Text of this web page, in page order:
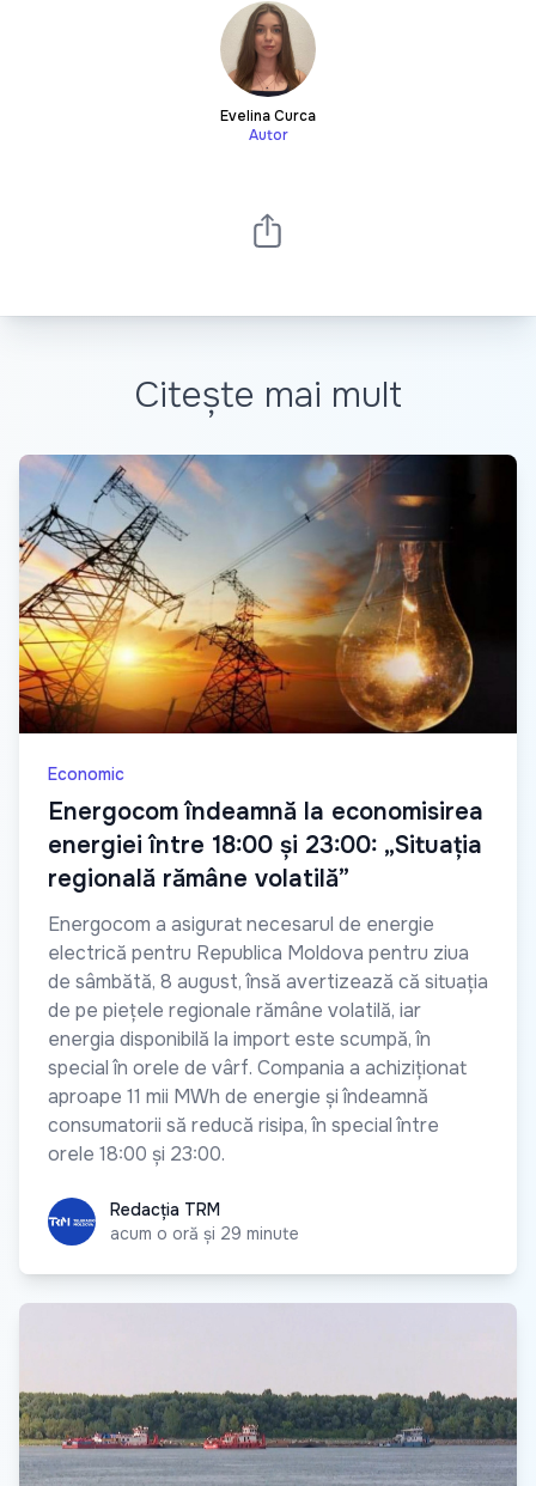
Evelina Curca
Autor
Citește mai mult
Economic
Energocom îndeamnă la economisirea
energiei între 18:00 și 23:00: „Situația
regională rămâne volatilă”
Energocom a asigurat necesarul de energie
electrică pentru Republica Moldova pentru ziua
de sâmbătă, 8 august, însă avertizează că situația
de pe piețele regionale rămâne volatilă, iar
energia disponibilă la import este scumpă, în
special în orele de vârf. Compania a achiziționat
aproape 11 mii MWh de energie și îndeamnă
consumatorii să reducă risipa, în special între
orele 18:00 și 23:00.
Redacția TRM
Redacția TRM
acum o oră și 29 minute